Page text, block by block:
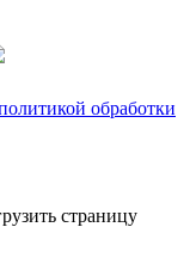
обработки
страницу